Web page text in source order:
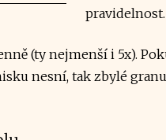
pravidelnost.
(ty nejmenší i 5x).
nesní, tak zbylé